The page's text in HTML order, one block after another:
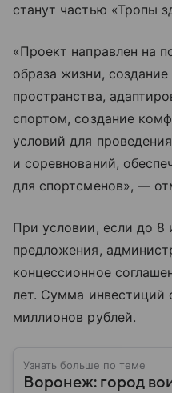
станут частью «Тропы
«Проект направлен на
образа жизни,
пространства,
спортом, создание
условий для
и соревнований,
для спортсменов», —
При условии, если до 8
предложения,
концессионное
лет. Сумма инвестиций
миллионов рублей.
Узнать больше по теме
Воронеж: город